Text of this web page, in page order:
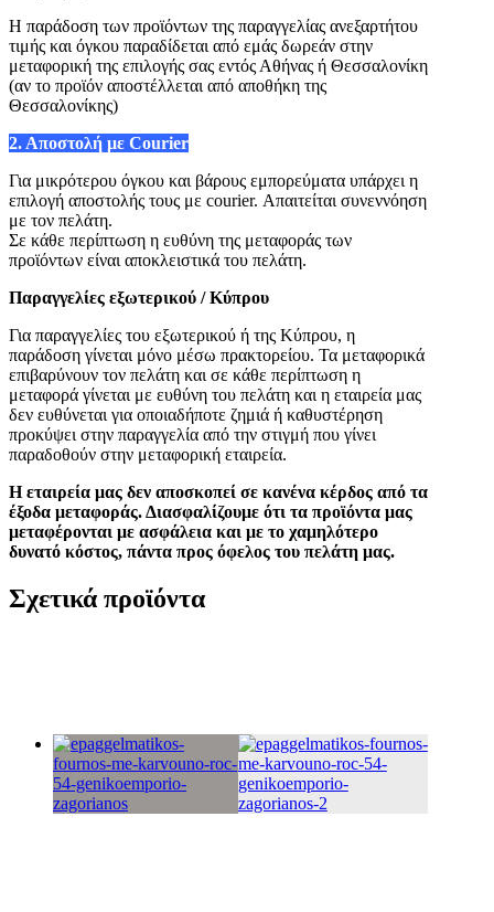
Η παράδοση των προϊόντων της παραγγελίας ανεξαρτήτου
τιμής και όγκου παραδίδεται από εμάς δωρεάν στην
μεταφορική της επιλογής σας εντός Αθήνας ή Θεσσαλονίκη
(αν το προϊόν αποστέλλεται από αποθήκη της
Θεσσαλονίκης)
2. Αποστολή με Courier
Για μικρότερου όγκου και βάρους εμπορεύματα υπάρχει η
επιλογή αποστολής τους με courier. Απαιτείται συνεννόηση
με τον πελάτη.
Σε κάθε περίπτωση η ευθύνη της μεταφοράς των
προϊόντων είναι αποκλειστικά του πελάτη.
Παραγγελίες εξωτερικού / Κύπρου
Για παραγγελίες του εξωτερικού ή της Κύπρου, η
παράδοση γίνεται μόνο μέσω πρακτορείου. Τα μεταφορικά
επιβαρύνουν τον πελάτη και σε κάθε περίπτωση η
μεταφορά γίνεται με ευθύνη του πελάτη και η εταιρεία μας
δεν ευθύνεται για οποιαδήποτε ζημιά ή καθυστέρηση
προκύψει στην παραγγελία από την στιγμή που γίνει
παραδοθούν στην μεταφορική εταιρεία.
Η εταιρεία μας δεν αποσκοπεί σε κανένα κέρδος από τα
έξοδα μεταφοράς. Διασφαλίζουμε ότι τα προϊόντα μας
μεταφέρονται με ασφάλεια και με το χαμηλότερο
δυνατό κόστος, πάντα προς όφελος του πελάτη μας.
Σχετικά προϊόντα